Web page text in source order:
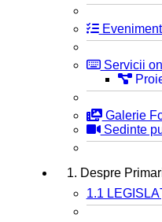
Servicii
Galerie
Sedinte
1. Despre
1.1